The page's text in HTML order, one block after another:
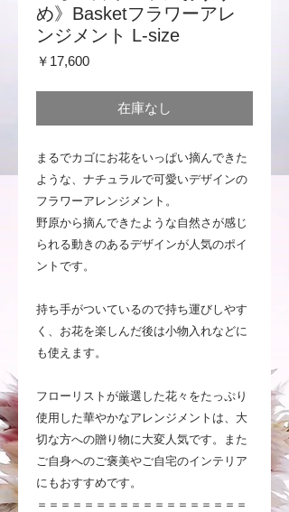
め》Basketフラワーアレ
ンジメント L-size
￥17,600価
在庫なし
まるでカゴにお花をいっぱい摘んできた
ような、ナチュラルで可愛いデザインの
フラワーアレンジメント。
野原から摘んできたような自然さが感じ
られる動きのあるデザインが人気のポイ
ントです。
持ち手がついているので持ち運びしやす
く、お花を楽しんだ後は小物入れなどに
も使えます。
フローリストが厳選した花々をたっぷり
使用した華やかなアレンジメントは、大
切な方への贈り物に大変人気です。また
ご自身へのご褒美やご自宅のインテリア
にもおすすめです。
＝＝＝＝＝＝＝＝＝＝＝＝＝＝＝＝＝＝